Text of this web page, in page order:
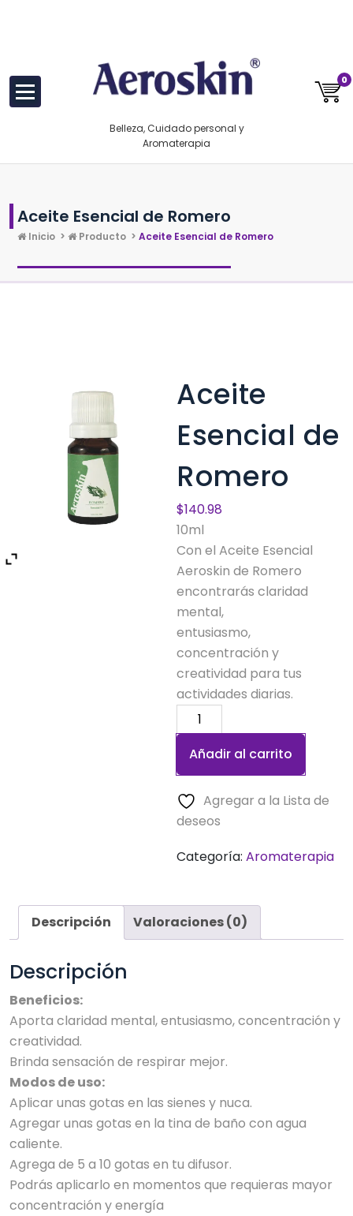
Belleza, Cuidado personal y
Aromaterapia
0
Aceite Esencial de Romero
Inicio > Producto > Aceite Esencial de Romero
Aceite
Esencial de
Romero
$140.98
10ml
Con el Aceite Esencial
Aeroskin de Romero
encontrarás claridad
mental,
entusiasmo,
concentración y
creatividad para tus
actividades diarias.
Aceite
Esencial
de
Romero
cantidad
Añadir al carrito
Agregar a la Lista de
deseos
Categoría: Aromaterapia
Descripción Valoraciones (0)
Descripción
Beneficios:
Aporta claridad mental, entusiasmo, concentración y
creatividad.
Brinda sensación de respirar mejor.
Modos de uso:
Aplicar unas gotas en las sienes y nuca.
Agregar unas gotas en la tina de baño con agua
caliente.
Agrega de 5 a 10 gotas en tu difusor.
Podrás aplicarlo en momentos que requieras mayor
concentración y energía